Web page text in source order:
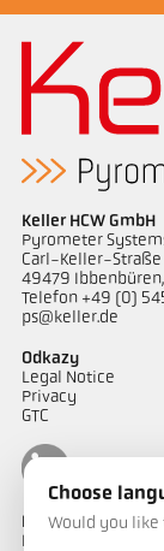
Keller HCW GmbH
Pyrometer
Carl-Keller-
49479
Telefon +49 (0)
ps@keller.de
Odkazy
Legal Notice
Privacy
GTC
Kontakt
Máte dotazy
Choose
Would you like